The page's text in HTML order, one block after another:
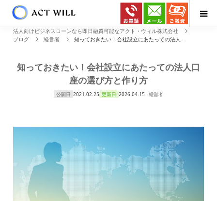
法人向けビジネスローンなら即日融資可能なアクト・ウィル株式会社
ブログ
経営者 知っておきたい！会社設立にあたっての法人...
知っておきたい！会社設立にあたっての法人口
座の選び方と作り方
公開日 2021.02.25 更新日 2026.04.15 経営者